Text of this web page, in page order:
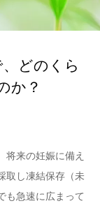
どのくら
か？
将来の妊娠に備え
取し凍結保存（未
も急速に広まって